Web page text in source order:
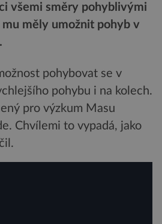
všemi směry pohyblivými
měly umožnit pohyb v
pohybovat se v
pohybu i na kolech.
pro výzkum Masu
Chvílemi to vypadá, jako